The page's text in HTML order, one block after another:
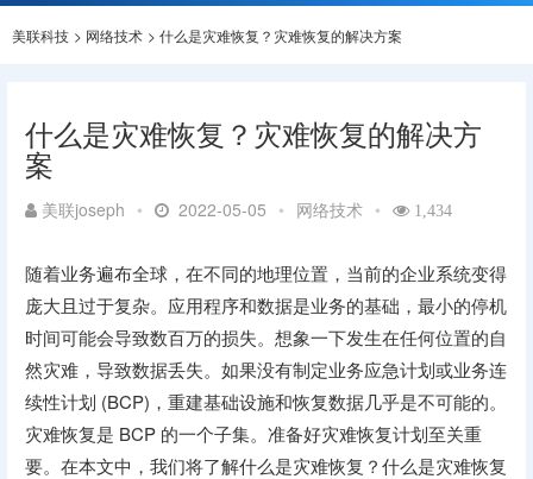
美联科技 > 网络技术 > 什么是灾难恢复？灾难恢复的解决方案
什么是灾难恢复？灾难恢复的解决方
案
美联joseph • 2022-05-05 • 网络技术 • 1,434
随着业务遍布全球，在不同的地理位置，当前的企业系统变得
庞大且过于复杂。应用程序和数据是业务的基础，最小的停机
时间可能会导致数百万的损失。想象一下发生在任何位置的自
然灾难，导致数据丢失。如果没有制定业务应急计划或业务连
续性计划 (BCP)，重建基础设施和恢复数据几乎是不可能的。
灾难恢复是 BCP 的一个子集。准备好灾难恢复计划至关重
要。在本文中，我们将了解什么是灾难恢复？什么是灾难恢复